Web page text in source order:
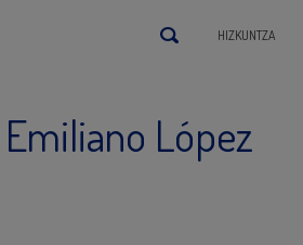
HIZKUNTZA
López